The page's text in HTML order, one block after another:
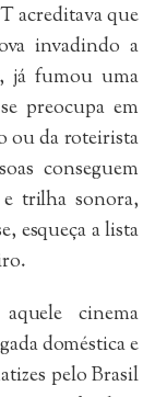
acreditava que
invadindo a
já fumou uma
preocupa em
ou da roteirista
conseguem
trilha sonora,
esqueça a lista
cinema
doméstica e
pelo Brasil